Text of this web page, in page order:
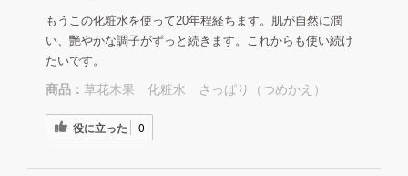
もうこの化粧水を使って20年程経ちます。肌が自然に潤
い、艷やかな調子がずっと続きます。これからも使い続け
たいです。
商品： 草花木果 化粧水 さっぱり（つめかえ）
役に立った 0